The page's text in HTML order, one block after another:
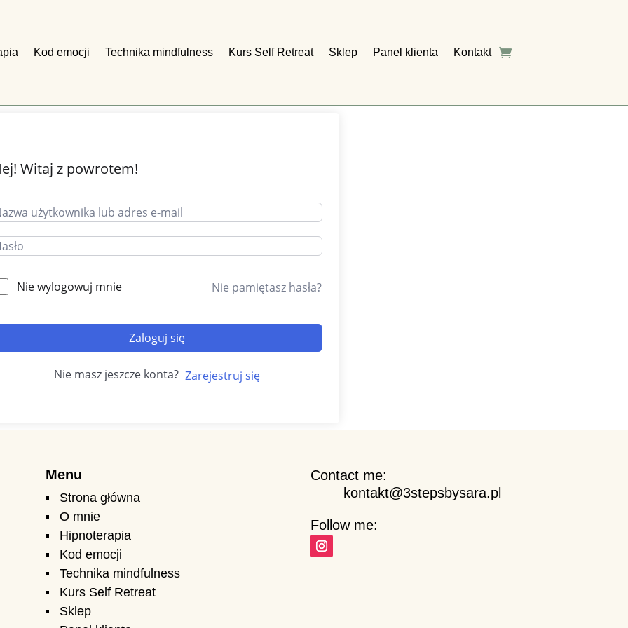
Kod emocji Technika mindfulness Kurs Self Retreat Sklep Panel klienta Kontakt
Witaj z powrotem!
Nie wylogowuj mnie Nie pamiętasz hasła?
Zaloguj się
Nie masz jeszcze konta? Zarejestruj się
Menu
Strona główna
O mnie
Hipnoterapia
Kod emocji
Technika mindfulness
Kurs Self Retreat
Sklep
Contact me:
kontakt@3stepsbysara.pl
Follow me: